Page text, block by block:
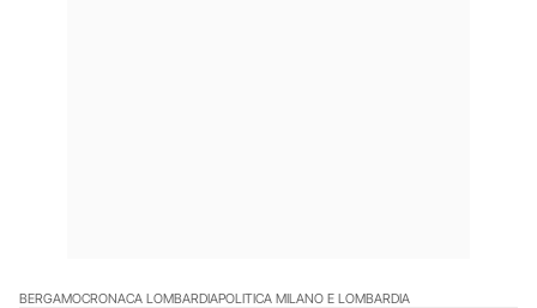
BERGAMOCRONACA LOMBARDIAPOLITICA MILANO E LOMBARDIA